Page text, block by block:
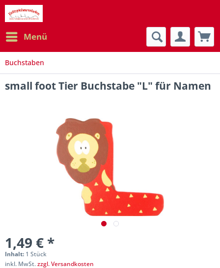
Menü
Buchstaben
small foot Tier Buchstabe "L" für Namen
1,49 € *
Inhalt: 1 Stück
inkl. MwSt.zzgl. Versandkosten